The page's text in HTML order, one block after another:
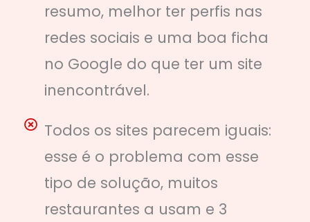
resumo, melhor ter perfis nas
redes sociais e uma boa ficha
no Google do que ter um site
inencontrável.
Todos os sites parecem iguais:
esse é o problema com esse
tipo de solução, muitos
restaurantes a usam e 3